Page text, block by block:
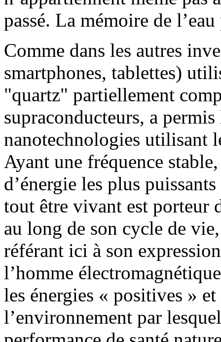
passé. La mémoire de
Comme dans les autres
smartphones, tablettes)
"quartz" partiellement
supraconducteurs, a
nanotechnologies utilisant
Ayant une fréquence
d’énergie les plus
tout être vivant est porteur
au long de son cycle de
référant ici à son
l’homme
les énergies « positives »
l’environnement par